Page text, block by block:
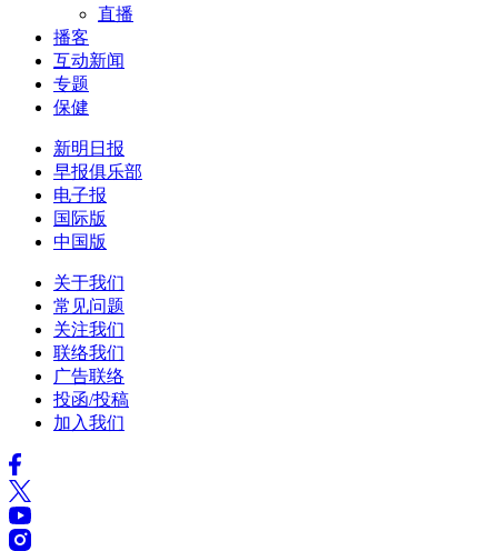
直播
播客
互动新闻
专题
保健
新明日报
早报俱乐部
电子报
国际版
中国版
关于我们
常见问题
关注我们
联络我们
广告联络
投函/投稿
加入我们